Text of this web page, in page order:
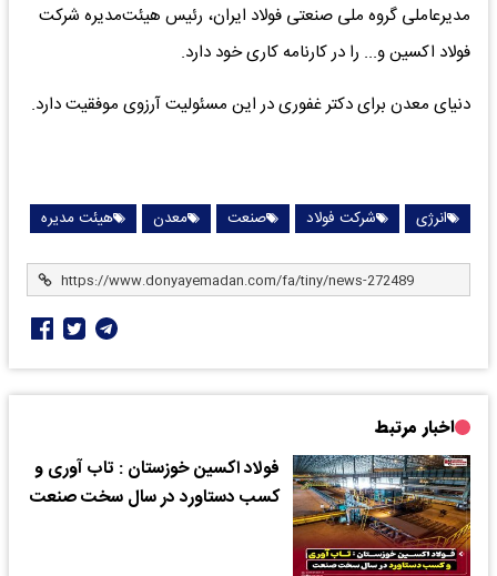
مدیرعاملی گروه ملی صنعتی فولاد ایران، رئیس هیئت‌مدیره شرکت
فولاد اکسین و... را در کارنامه کاری خود دارد.
دنیای معدن برای دکتر غفوری در این مسئولیت آرزوی موفقیت دارد.
انرژی شرکت فولاد صنعت معدن هیئت مدیره
اخبار مرتبط
فولاد اکسین خوزستان : تاب آوری و
کسب دستاورد در سال سخت صنعت